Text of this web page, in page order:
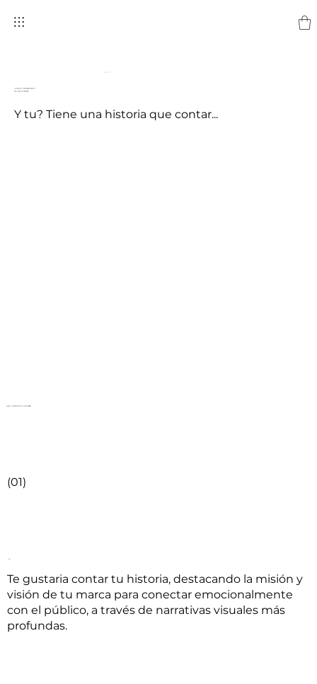
SOMOS CREADORES
DE HISTORIAS
Y tu? Tiene una historia que contar...
QUE PODEMOS CONTAR
(01)
Te gustaria contar tu historia, destacando la misión y
visión de tu marca para conectar emocionalmente
con el público, a través de narrativas visuales más
profundas.